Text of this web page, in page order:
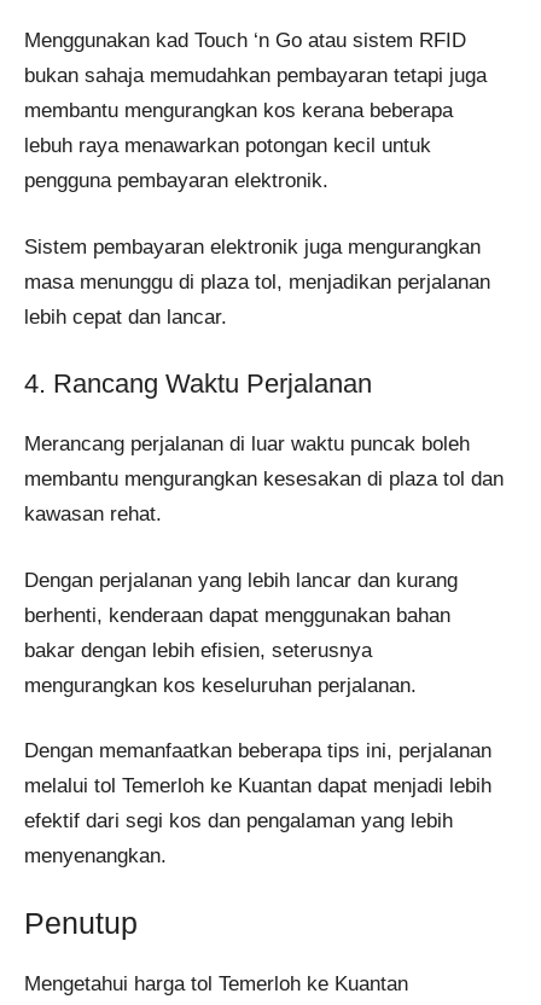
Menggunakan kad Touch ‘n Go atau sistem RFID
bukan sahaja memudahkan pembayaran tetapi juga
membantu mengurangkan kos kerana beberapa
lebuh raya menawarkan potongan kecil untuk
pengguna pembayaran elektronik.
Sistem pembayaran elektronik juga mengurangkan
masa menunggu di plaza tol, menjadikan perjalanan
lebih cepat dan lancar.
4. Rancang Waktu Perjalanan
Merancang perjalanan di luar waktu puncak boleh
membantu mengurangkan kesesakan di plaza tol dan
kawasan rehat.
Dengan perjalanan yang lebih lancar dan kurang
berhenti, kenderaan dapat menggunakan bahan
bakar dengan lebih efisien, seterusnya
mengurangkan kos keseluruhan perjalanan.
Dengan memanfaatkan beberapa tips ini, perjalanan
melalui tol Temerloh ke Kuantan dapat menjadi lebih
efektif dari segi kos dan pengalaman yang lebih
menyenangkan.
Penutup
Mengetahui harga tol Temerloh ke Kuantan